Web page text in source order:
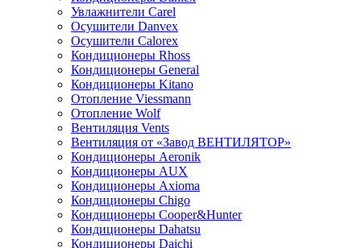
Увлажнители Carel
Осушители Danvex
Осушители Calorex
Кондиционеры Rhoss
Кондиционеры General
Кондиционеры Kitano
Отопление Viessmann
Отопление Wolf
Вентиляция Vents
Вентиляция от «Завод ВЕНТИЛЯТОР»
Кондиционеры Aeronik
Кондиционеры AUX
Кондиционеры Axioma
Кондиционеры Chigo
Кондиционеры Cooper&Hunter
Кондиционеры Dahatsu
Кондиционеры Daichi